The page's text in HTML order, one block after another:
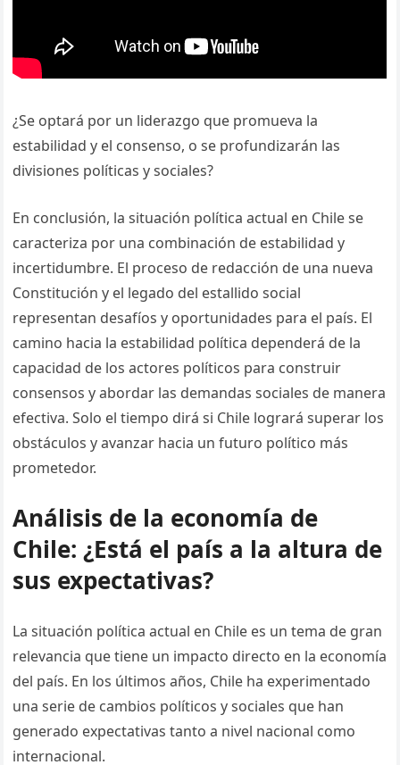
¿Se optará por un liderazgo que promueva la
estabilidad y el consenso, o se profundizarán las
divisiones políticas y sociales?
En conclusión, la situación política actual en Chile se
caracteriza por una combinación de estabilidad y
incertidumbre. El proceso de redacción de una nueva
Constitución y el legado del estallido social
representan desafíos y oportunidades para el país. El
camino hacia la estabilidad política dependerá de la
capacidad de los actores políticos para construir
consensos y abordar las demandas sociales de manera
efectiva. Solo el tiempo dirá si Chile logrará superar los
obstáculos y avanzar hacia un futuro político más
prometedor.
Análisis de la economía de
Chile: ¿Está el país a la altura de
sus expectativas?
La situación política actual en Chile es un tema de gran
relevancia que tiene un impacto directo en la economía
del país. En los últimos años, Chile ha experimentado
una serie de cambios políticos y sociales que han
generado expectativas tanto a nivel nacional como
internacional.